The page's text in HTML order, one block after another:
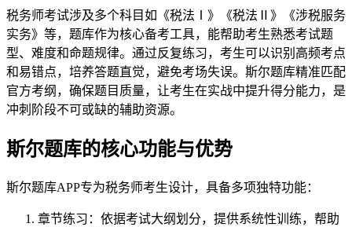
税务师考试涉及多个科目如《税法Ⅰ》《税法Ⅱ》《涉税服务
实务》等，题库作为核心备考工具，能帮助考生熟悉考试题
型、难度和命题规律。通过反复练习，考生可以识别高频考点
和易错点，培养答题直觉，避免考场失误。斯尔题库精准匹配
官方考纲，确保题目质量，让考生在实战中提升得分能力，是
冲刺阶段不可或缺的辅助资源。
斯尔题库的核心功能与优势
斯尔题库APP专为税务师考生设计，具备多项独特功能：
章节练习：依据考试大纲划分，提供系统性训练，帮助